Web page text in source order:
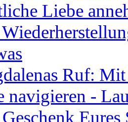
Liebe
Ruf:
navigieren -